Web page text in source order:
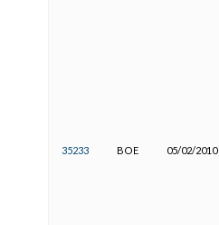
35233 BOE 05/02/2010